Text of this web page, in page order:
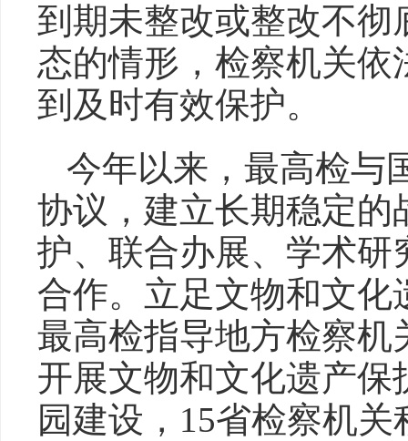
到期未整改或整改不
态的情形，检察机关
到及时有效保护。
今年以来，最高检与
协议，建立长期稳定
护、联合办展、学术
合作。立足文物和文
最高检指导地方检察
开展文物和文化遗产
园建设，15省检察机